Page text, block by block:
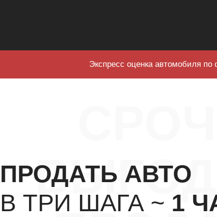
Экспресс оценка автомобиля
ПРОДАТЬ АВТО
В ТРИ ШАГА ~ 1